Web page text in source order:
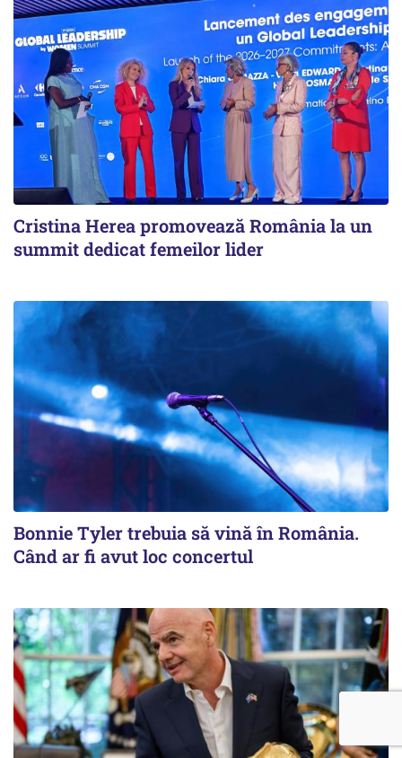
Cristina Herea promovează România la un
summit dedicat femeilor lider
Bonnie Tyler trebuia să vină în România.
Când ar fi avut loc concertul